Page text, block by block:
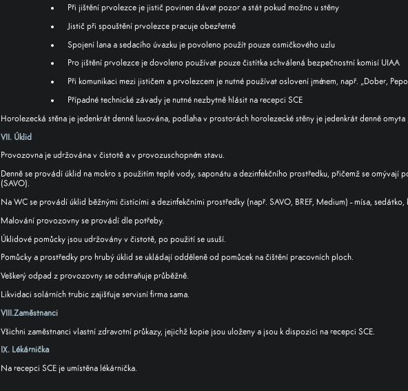
Při jištění prvolezce je jistič povinen dávat pozor a stát pokud možno u stěny
Jistič při spouštění prvolezce pracuje obezřetně
Spojení lana a sedacího úvazku je povoleno použít pouze osmičkového uzlu
Pro jištění prvolezce je dovoleno používat pouze čistítka schválená bezpečnostní komisí UIAA
Při komunikaci mezi jističem a prvolezcem je nutné používat oslovení jménem, např. „Dober,
Případné technické závady je nutné nezbytně hlásit na recepci SCE
Horolezecká stěna je jedenkrát denně luxována, podlaha v prostorách horolezecké stěny je jedenkrát denně omyta
VII. Úklid
Provozovna je udržována v čistotě a v provozuschopném stavu.
Denně se provádí úklid na mokro s použitím teplé vody, saponátu a dezinfekčního prostředku, přičemž se omývají
(SAVO).
Na WC se provádí úklid běžnými čistícími a dezinfekčními prostředky (např. SAVO, BREF, Medium) - mísa, sedátko,
Malování provozovny se provádí dle potřeby.
Úklidové pomůcky jsou udržovány v čistotě, po použití se usuší.
Pomůcky a prostředky pro hrubý úklid se ukládají odděleně od pomůcek na čištění pracovních ploch.
Veškerý odpad z provozovny se odstraňuje průběžně.
Likvidaci solárních trubic zajišťuje servisní firma sama.
VIII.Zaměstnanci
Všichni zaměstnanci vlastní zdravotní průkazy, jejichž kopie jsou uloženy a jsou k dispozici na recepci SCE.
IX. Lékárnička
Na recepci SCE je umístěna lékárnička.